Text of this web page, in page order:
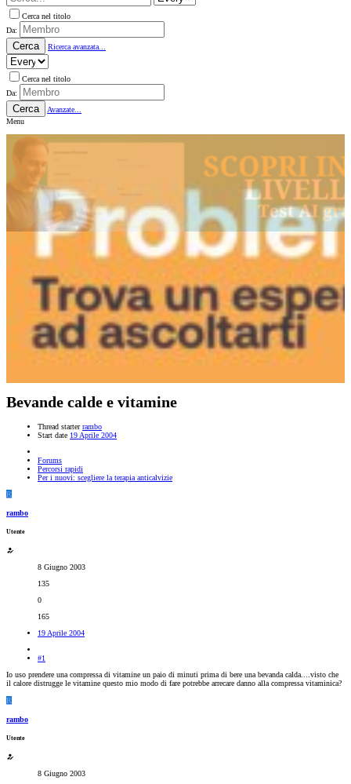
Cerca nel titolo
Da:
Cerca Ricerca avanzata...
Cerca nel titolo
Da:
Cerca
Avanzate...
Menu
Bevande calde e vitamine
Thread starter rambo
Start date 19 Aprile 2004
Forums
Percorsi rapidi
Per i nuovi: scegliere la terapia anticalvizie
R
rambo
Utente
8 Giugno 2003
135
0
165
19 Aprile 2004
#1
Io uso prendere una compressa di vitamine un paio di minuti prima di bere una bevanda calda....visto che
il calore distrugge le vitamine questo mio modo di fare potrebbe arrecare danno alla compressa vitaminica?
R
rambo
Utente
8 Giugno 2003